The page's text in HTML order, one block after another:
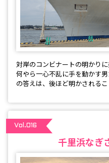
対岸のコンビナートの明かり
何やら一心不乱に手を動かす
の答えは、後ほど明かされる
Vol.016
千里浜なぎ